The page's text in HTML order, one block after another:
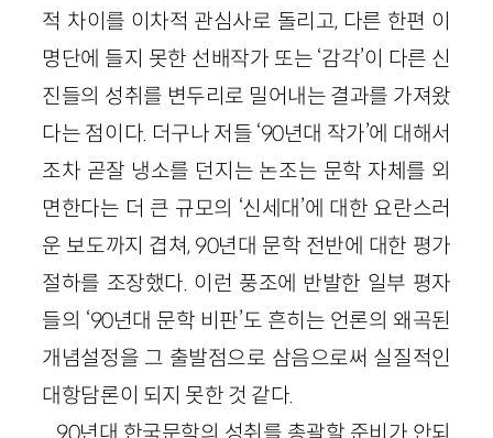
적 차이를 이차적 관심사로 돌리고, 다른 한편 이
명단에 들지 못한 선배작가 또는 ‘감각’이 다른 신
진들의 성취를 변두리로 밀어내는 결과를 가져왔
다는 점이다. 더구나 저들 ‘90년대 작가’에 대해서
조차 곧잘 냉소를 던지는 논조는 문학 자체를 외
면한다는 더 큰 규모의 ‘신세대’에 대한 요란스러
운 보도까지 겹쳐, 90년대 문학 전반에 대한 평가
절하를 조장했다. 이런 풍조에 반발한 일부 평자
들의 ‘90년대 문학 비판’도 흔히는 언론의 왜곡된
개념설정을 그 출발점으로 삼음으로써 실질적인
대항담론이 되지 못한 것 같다.
90년대 한국문학의 성취를 총괄할 준비가 안되